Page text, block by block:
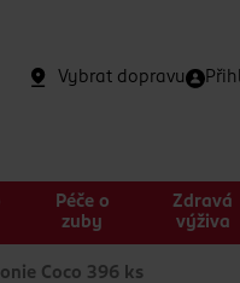
Vybrat dopravu
Péče o
zuby
Zdravá
výživa
Coco 396 ks